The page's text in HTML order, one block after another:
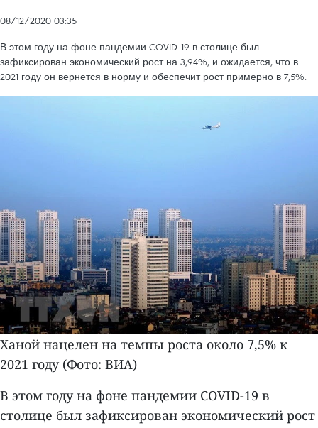
08/12/2020 03:35
В этом году на фоне пандемии COVID-19 в столице был
зафиксирован экономический рост на 3,94%, и ожидается, что в
2021 году он вернется в норму и обеспечит рост примерно в 7,5%.
Ханой нацелен на темпы роста около 7,5% к
2021 году (Фото: ВИА)
В этом году на фоне пандемии COVID-19 в
столице был зафиксирован экономический рост